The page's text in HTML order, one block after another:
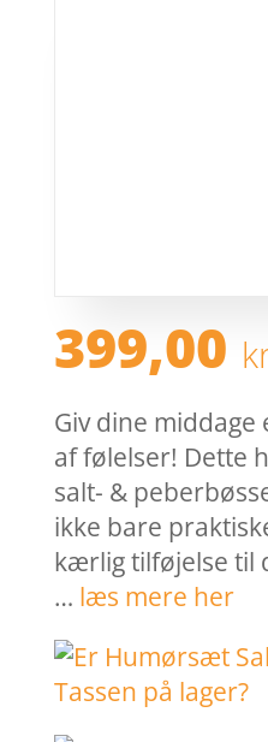
399,00
Giv dine
af følelser! Dette
salt- &
ikke bare
kærlig tilføjelse til
… læs mere her